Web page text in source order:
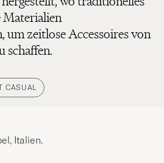
Materialien
um zeitlose Accessoires von
schaffen.
CASUAL
Italien.